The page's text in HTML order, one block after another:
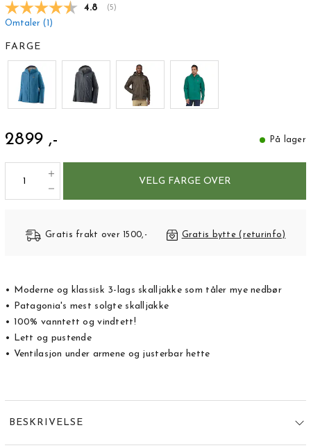
Gjennomsnittskarakter:
4.8 (stemmer:
5)
Omtaler ( )
FARGE
2899 ,- På lager
VELG FARGE OVER
Gratis frakt over 1500,- Gratis bytte (returinfo)
• Moderne og klassisk 3-lags skalljakke som tåler mye nedbør
• Patagonia's mest solgte skalljakke
• 100% vanntett og vindtett!
• Lett og pustende
• Ventilasjon under armene og justerbar hette
BESKRIVELSE